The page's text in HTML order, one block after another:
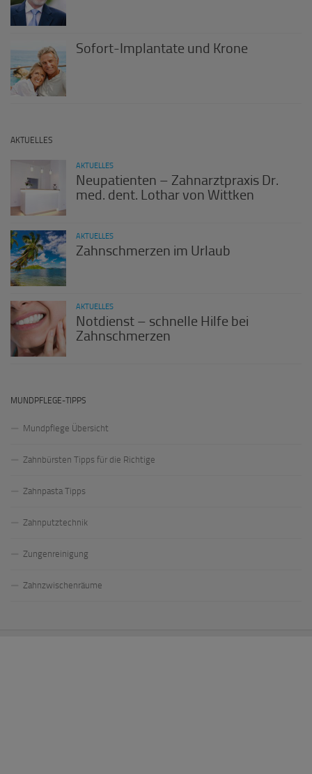
Sofort-Implantate und Krone
AKTUELLES
AKTUELLES
Neupatienten – Zahnarztpraxis Dr.
med. dent. Lothar von Wittken
AKTUELLES
Zahnschmerzen im Urlaub
AKTUELLES
Notdienst – schnelle Hilfe bei
Zahnschmerzen
MUNDPFLEGE-TIPPS
Mundpflege Übersicht
Zahnbürsten Tipps für die Richtige
Zahnpasta Tipps
Zahnputztechnik
Zungenreinigung
Zahnzwischenräume